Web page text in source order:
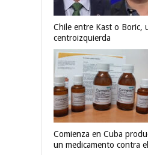
Chile entre Kast o Boric,
centroizquierda
Comienza en Cuba
un medicamento contra